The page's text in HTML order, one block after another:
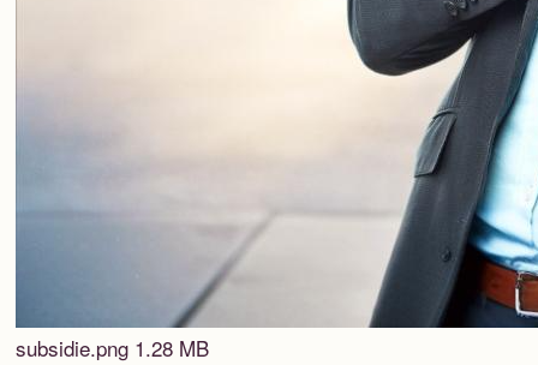
subsidie.png 1.28 MB